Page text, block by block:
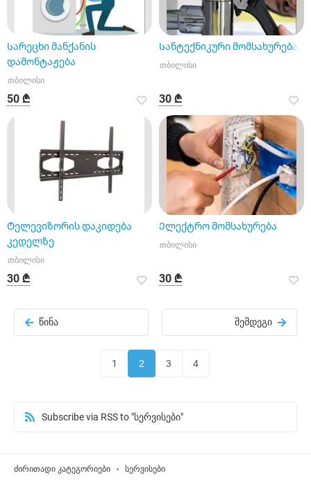
Სარეცხი მანქანის
დამონტაჟება
თბილისი
50 ₾
Სანტექნიკური მომსახურება
თბილისი
30 ₾
Ტელევიზორის დაკიდება
კედელზე
თბილისი
30 ₾
Ელექტრო მომსახურება
თბილისი
30 ₾
წინა შემდეგი
1 2 3 4
Subscribe via RSS to "სერვისები"
ძირითადი კატეგორიები სერვისები